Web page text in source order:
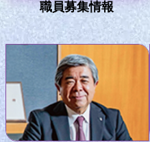
職員募集情報